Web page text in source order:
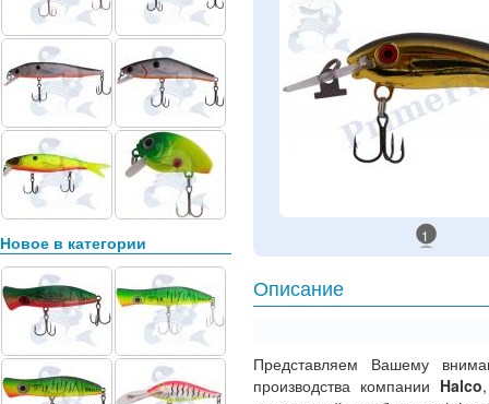
Новое в категории 1
Описание
Представляем Вашему
производства компании Halco